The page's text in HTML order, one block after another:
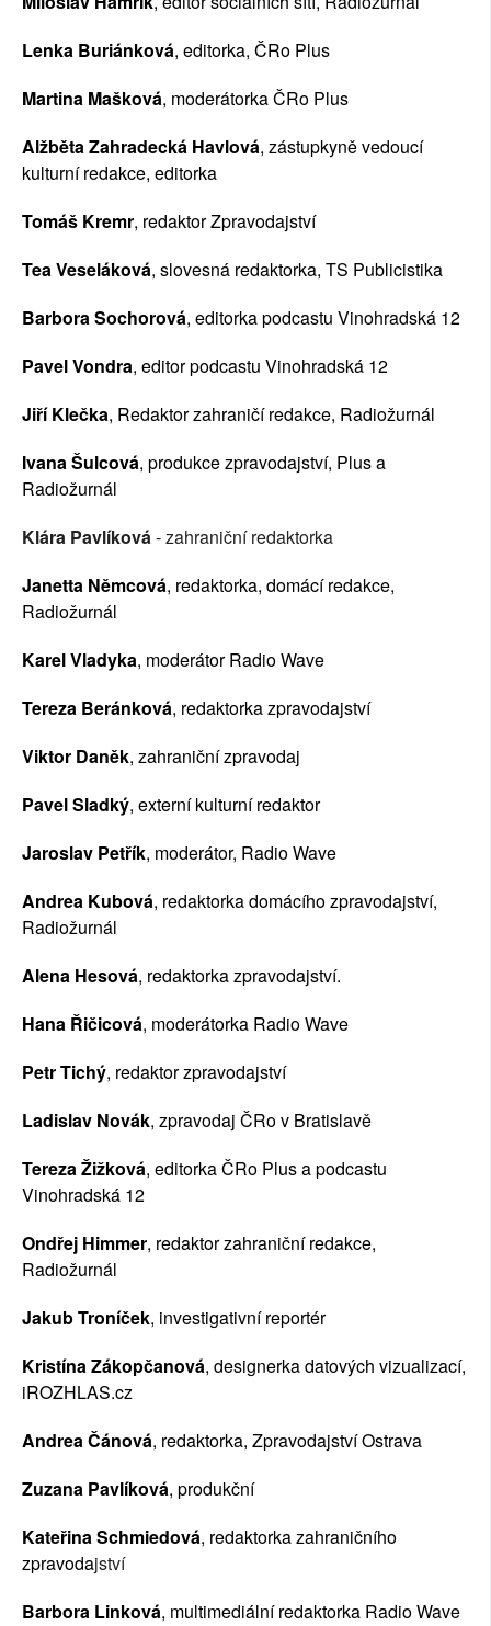
Lenka Buriánková, editorka, ČRo Plus
Martina Mašková, moderátorka ČRo Plus
Alžběta Zahradecká Havlová, zástupkyně vedoucí
kulturní redakce, editorka
Tomáš Kremr, redaktor Zpravodajství
Tea Veseláková, slovesná redaktorka, TS Publicistika
Barbora Sochorová, editorka podcastu Vinohradská 12
Pavel Vondra, editor podcastu Vinohradská 12
Jiří Klečka, Redaktor zahraničí redakce, Radiožurnál
Ivana Šulcová, produkce zpravodajství, Plus a
Radiožurnál
Klára Pavlíková - zahraniční redaktorka
Janetta Němcová, redaktorka, domácí redakce,
Radiožurnál
Karel Vladyka, moderátor Radio Wave
Tereza Beránková, redaktorka zpravodajství
Viktor Daněk, zahraniční zpravodaj
Pavel Sladký, externí kulturní redaktor
Jaroslav Petřík, moderátor, Radio Wave
Andrea Kubová, redaktorka domácího zpravodajství,
Radiožurnál
Alena Hesová, redaktorka zpravodajství.
Hana Řičicová, moderátorka Radio Wave
Petr Tichý, redaktor zpravodajství
Ladislav Novák, zpravodaj ČRo v Bratislavě
Tereza Žižková, editorka ČRo Plus a podcastu
Vinohradská 12
Ondřej Himmer, redaktor zahraniční redakce,
Radiožurnál
Jakub Troníček, investigativní reportér
Kristína Zákopčanová, designerka datových vizualizací,
iROZHLAS.cz
Andrea Čánová, redaktorka, Zpravodajství Ostrava
Zuzana Pavlíková, produkční
Kateřina Schmiedová, redaktorka zahraničního
zpravodajství
Barbora Linková, multimediální redaktorka Radio Wave